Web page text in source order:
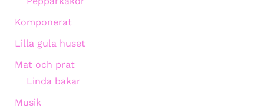
Komponerat
Lilla gula huset
Mat och prat
Linda bakar
Musik